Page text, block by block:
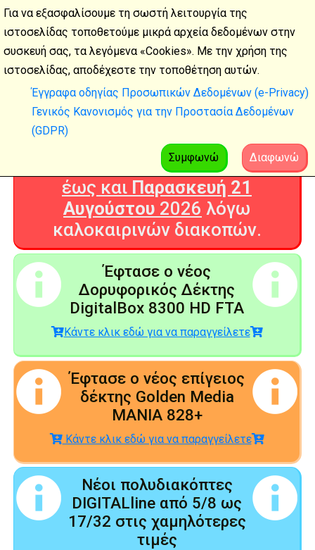
Καλοκαιρινές
διακοπές
Η Ψηφιακή Τεχνολογία θα είναι
ΚΛΕΙΣΤΗ απόΔευτέρα 3
Αυγούστου2026
έως και Παρασκευή 21
Αυγούστου 2026 λόγω
καλοκαιρινών διακοπών.
Έφτασε ο νέος
Δορυφορικός Δέκτης
DigitalBox 8300 HD FTA
Κάντε κλικ εδώ για να παραγγείλετε
Έφτασε ο νέος επίγειος
δέκτης Golden Media
MANIA 828+
Κάντε κλικ εδώ για να παραγγείλετε
Νέοι πολυδιακόπτες
DIGITALline από 5/8 ως
17/32 στις χαμηλότερες
τιμές
Για να εξασφαλίσουμε τη σωστή λειτουργία της
ιστοσελίδας τοποθετούμε μικρά αρχεία δεδομένων στην
συσκευή σας, τα λεγόμενα «Cookies». Με την χρήση της
ιστοσελίδας, αποδέχεστε την τοποθέτηση αυτών.
Έγγραφα οδηγίας Προσωπικών Δεδομένων (e-Privacy)
Γενικός Κανονισμός για την Προστασία Δεδομένων
(GDPR)
Διαφωνώ
Συμφωνώ